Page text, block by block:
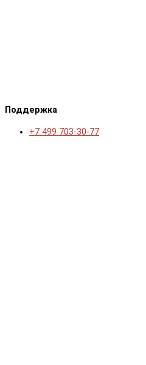
Поддержка
+7 499 703-30-77